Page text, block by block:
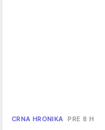
CRNA HRONIKA PRE 8 H